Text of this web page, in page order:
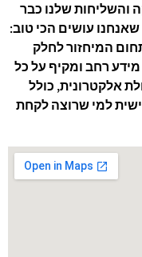
והשליחות שלנו כבר
עושים הכי טוב:
המיחזור לחלק
רחב ומקיף על כל
אלקטרונית, כולל
למי שרוצה לקחת